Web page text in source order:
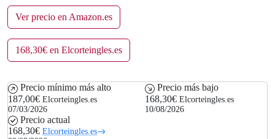
Ver precio en Amazon.es
168,30€ en Elcorteingles.es
Precio mínimo más alto
187,00€ Elcorteingles.es
07/03/2026
Precio más bajo
168,30€ Elcorteingles.es
10/08/2026
Precio actual
168,30€ Elcorteingles.es